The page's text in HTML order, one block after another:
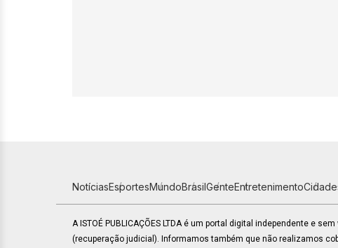
NotíciasEsportesMundoBrasilGenteEntretenimento
A ISTOÉ PUBLICAÇÕES LTDA é um portal digital independente e
(recuperação judicial). Informamos também que não realizamos